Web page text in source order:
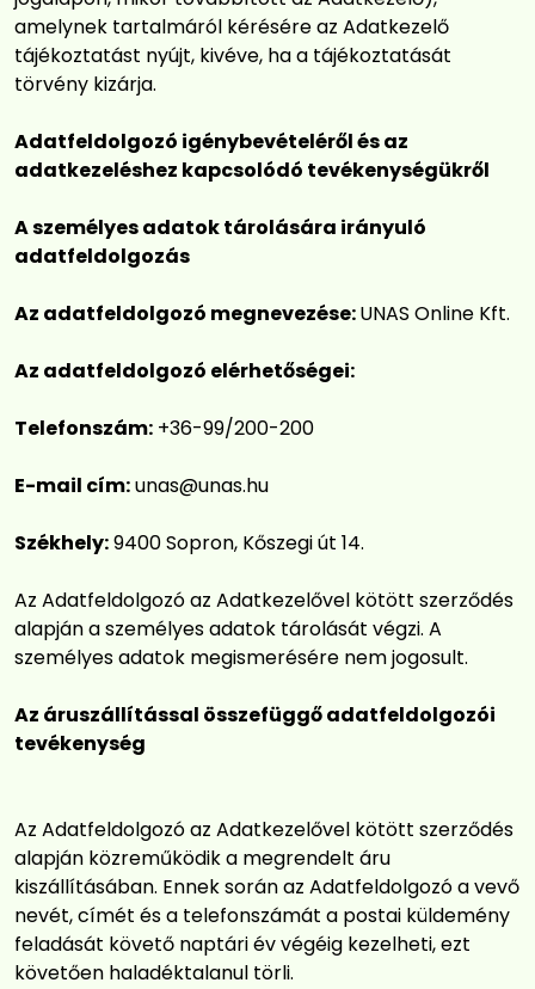
amelynek tartalmáról kérésére az Adatkezelő
tájékoztatást nyújt, kivéve, ha a tájékoztatását
törvény kizárja.
Adatfeldolgozó igénybevételéről és az
adatkezeléshez kapcsolódó tevékenységükről
A személyes adatok tárolására irányuló
adatfeldolgozás
Az adatfeldolgozó megnevezése:UNAS Online Kft.
Az adatfeldolgozó elérhetőségei:
Telefonszám: +36-99/200-200
E-mail cím:unas@unas.hu
Székhely:9400 Sopron, Kőszegi út 14.
Az Adatfeldolgozó az Adatkezelővel kötött szerződés
alapján a személyes adatok tárolását végzi. A
személyes adatok megismerésére nem jogosult.
Az áruszállítással összefüggő adatfeldolgozói
tevékenység
Az Adatfeldolgozó az Adatkezelővel kötött szerződés
alapján közreműködik a megrendelt áru
kiszállításában. Ennek során az Adatfeldolgozó a vevő
nevét, címét és a telefonszámát a postai küldemény
feladását követő naptári év végéig kezelheti, ezt
követően haladéktalanul törli.